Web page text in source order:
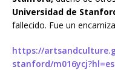
Universidad de
fallecido. Fue un
https://
stanford/m016ycj?hl=es